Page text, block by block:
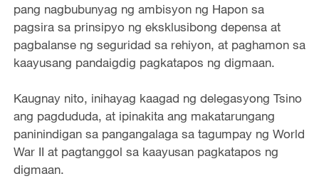
pang nagbubunyag ng ambisyon ng Hapon sa
pagsira sa prinsipyo ng eksklusibong depensa at
pagbalanse ng seguridad sa rehiyon, at paghamon sa
kaayusang pandaigdig pagkatapos ng digmaan.
Kaugnay nito, inihayag kaagad ng delegasyong Tsino
ang pagdududa, at ipinakita ang makatarungang
paninindigan sa pangangalaga sa tagumpay ng World
War II at pagtanggol sa kaayusan pagkatapos ng
digmaan.